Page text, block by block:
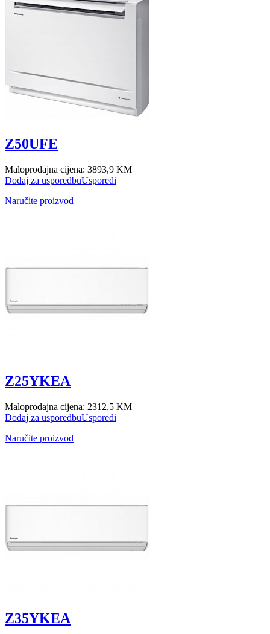
Z50UFE
Maloprodajna cijena: 3893,9 KM
Dodaj za usporedbuUsporedi
Naručite proizvod
Z25YKEA
Maloprodajna cijena: 2312,5 KM
Dodaj za usporedbuUsporedi
Naručite proizvod
Z35YKEA